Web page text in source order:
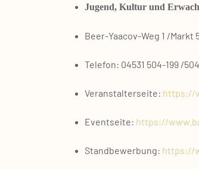
Jugend, Kul­tur und
Beer‑Yaacov‑Weg 1 /​Markt
Tele­fon: 04531 504‑199 /​
Ver­an­stal­ter­sei­te: https://
Event­sei­te: https://
Stand­be­wer­bung: https://